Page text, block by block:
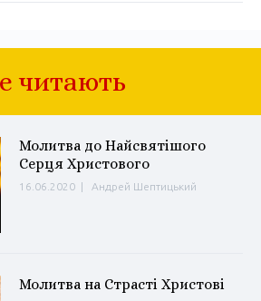
читають
Молитва до Найсвятішого
Серця Христового
16.06.2020 Андрей Шептицький
Молитва на Страсті Христові